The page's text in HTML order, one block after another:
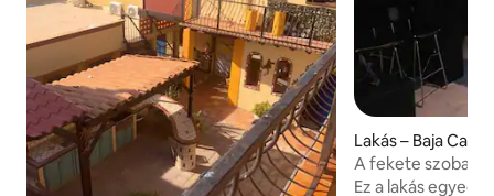
Lakás – Baja
A fekete szoba
Ez a lakás egyedi